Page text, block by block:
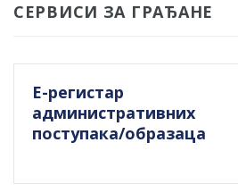
СЕРВИСИ ЗА ГРАЂАНЕ
Е-регистар
административних
поступака/образаца